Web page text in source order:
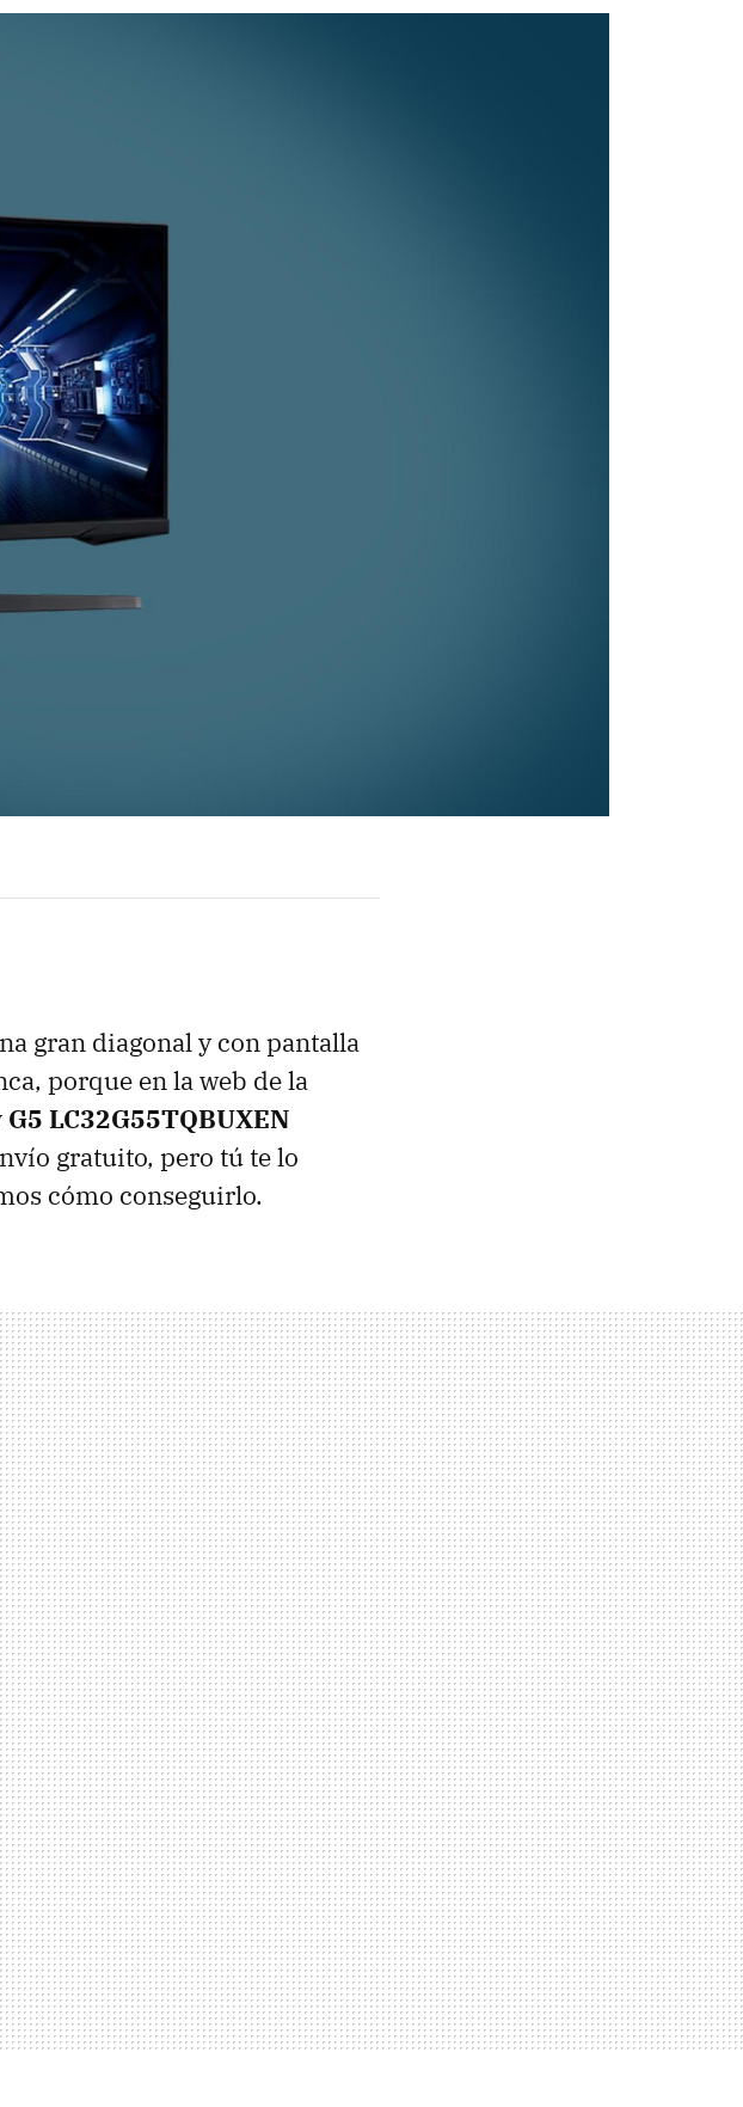
gran diagonal y con pantalla
porque en la web de la
LC32G55TQBUXEN
gratuito, pero tú te lo
cómo conseguirlo.